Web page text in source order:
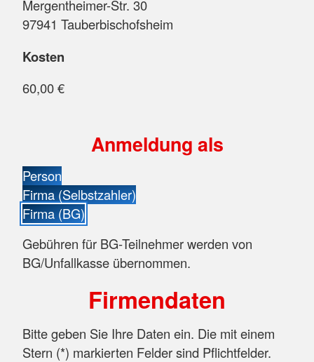
Mergentheimer-Str. 30
97941 Tauberbischofsheim
Kosten
60,00 €
Anmeldung als
Person
Firma (Selbstzahler)
Firma (BG)
Gebühren für BG-Teilnehmer werden von
BG/Unfallkasse übernommen.
Firmendaten
Bitte geben Sie Ihre Daten ein. Die mit einem
Stern (*) markierten Felder sind Pflichtfelder.